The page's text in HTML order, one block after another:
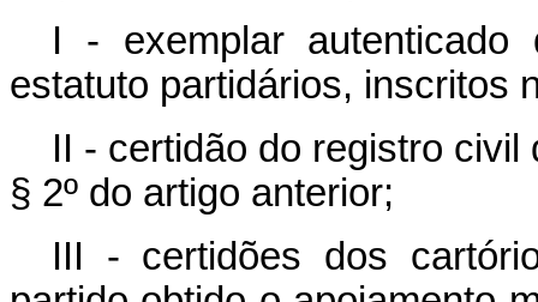
I - exemplar
estatuto partidários, inscritos
II - certidão do registro
§ 2º do artigo anterior;
III - certidões dos